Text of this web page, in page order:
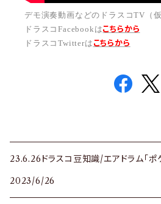
デモ演奏動画などのドラスコTV（
ドラスコFacebookはこちらから
ドラスコTwitterは こちらから
23.6.26ドラスコ豆知識/エアドラム「ポ
2023/6/26